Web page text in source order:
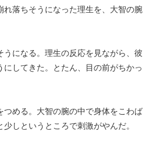
落ちそうになった理生を、大智の腕
になる。理生の反応を見ながら、彼
してきた。とたん、目の前がちかっ
める。大智の腕の中で身体をこわば
しというところで刺激がやんだ。